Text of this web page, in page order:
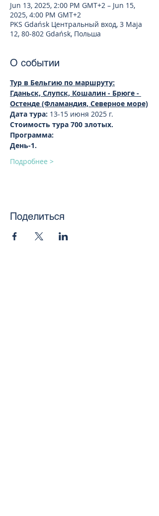
Jun 13, 2025, 2:00 PM GMT+2 – Jun 15,
2025, 4:00 PM GMT+2
PKS Gdańsk Центральный вход, 3 Maja
12, 80-802 Gdańsk, Польша
О событии
Тур в Бельгию по маршруту:
Гданьск, Слупск, Кошалин - Брюге -
Остенде (Фламандия, Северное море)
Дата тура: 13-15 июня 2025 г.
Стоимость тура 700 злотых.
Программа:
День-1.
Подробнее >
Поделиться